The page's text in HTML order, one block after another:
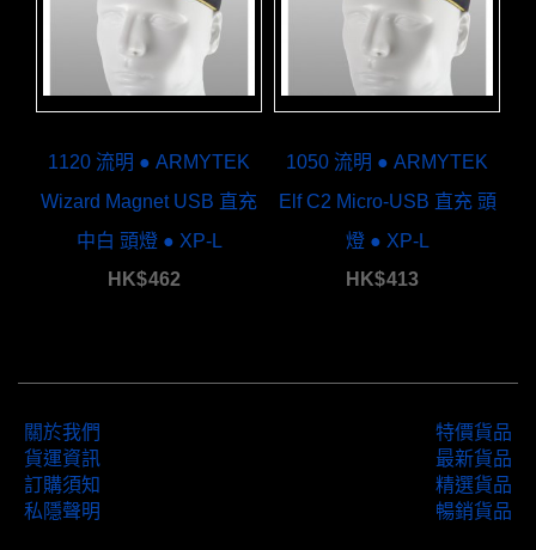
1120 流明 ● ARMYTEK
Wizard Magnet USB 直充
中白 頭燈 ● XP-L
HK$462
1050 流明 ● ARMYTEK
Elf C2 Micro-USB 直充 頭
燈 ● XP-L
HK$413
關於我們
貨運資訊
訂購須知
私隱聲明
特價貨品
最新貨品
精選貨品
暢銷貨品